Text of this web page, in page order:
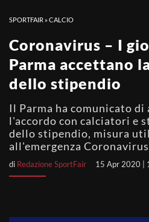
SPORTFAIR »CALCIO
Coronavirus – I
Parma accettano
dello stipendio
Il Parma ha comunicato
l'accordo con calciatori e
dello stipendio, misura
all'emergenza Coronavirus
di Redazione SportFair 15 Apr 2020 |